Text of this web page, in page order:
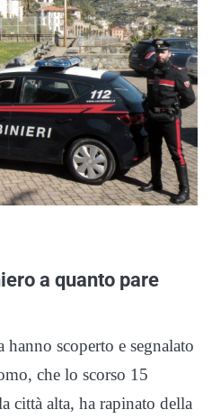
a quanto pare
scoperto e segnalato
che lo scorso 15
città alta, ha rapinato della